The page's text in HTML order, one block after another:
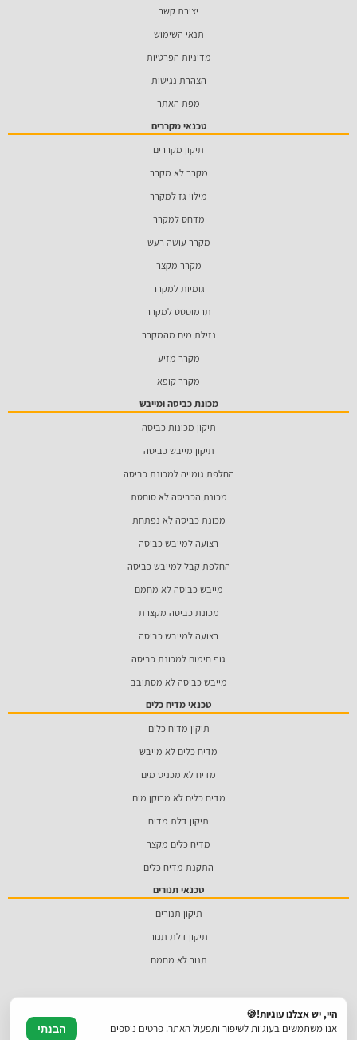
יצירת קשר
תנאי השימוש
מדיניות הפרטיות
הצהרת נגישות
מפת האתר
טכנאי מקררים
תיקון מקררים
מקרר לא מקרר
מילוי גז למקרר
מדחס למקרר
מקרר עושה רעש
מקרר מקצר
גומיות למקרר
תרמוסטט למקרר
נזילת מים מהמקרר
מקרר מזיע
מקרר קופא
מכונת כביסה ומייבש
תיקון מכונות כביסה
תיקון מייבש כביסה
החלפת גומייה למכונת כביסה
מכונת הכביסה לא סוחטת
מכונת כביסה לא נפתחת
רצועה למייבש כביסה
החלפת קבל למייבש כביסה
מייבש כביסה לא מחמם
מכונת כביסה מקצרת
רצועה למייבש כביסה
גוף חימום למכונת כביסה
מייבש כביסה לא מסתובב
טכנאי מדיח כלים
תיקון מדיח כלים
מדיח כלים לא מייבש
מדיח לא מכניס מים
מדיח כלים לא מרוקן מים
תיקון דלת מדיח
מדיח כלים מקצר
התקנת מדיח כלים
טכנאי תנורים
תיקון תנורים
תיקון דלת תנור
תנור לא מחמם
היי, יש אצלנו עוגיות!🍪
אנו משתמשים בעוגיות לשיפור ותפעול האתר. פרטים נוספים
הבנתי